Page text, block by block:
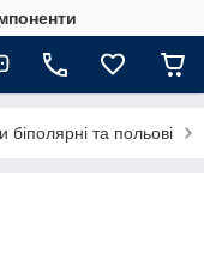
біполярні та польові